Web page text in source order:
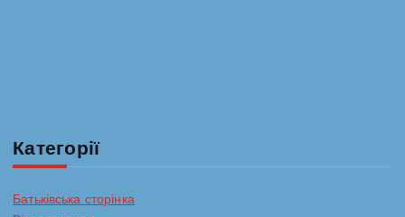
Категорії
Батьківська сторінка